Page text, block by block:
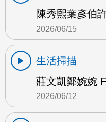
陳秀熙葉彥伯
2026/06/15
生活掃描
莊文凱鄭婉婉
2026/06/12